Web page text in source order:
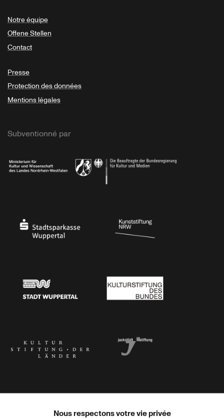
Notre équipe
Offene Stellen
Contact
Presse
Protection des données
Mentions légales
Subventionné par
Nous respectons votre vie privée